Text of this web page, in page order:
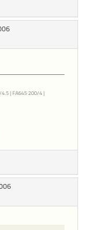
| FA645 200/4 |